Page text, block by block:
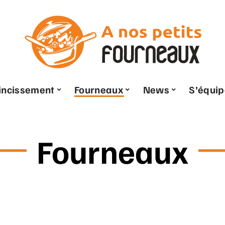
Fourneaux News
Fourneaux